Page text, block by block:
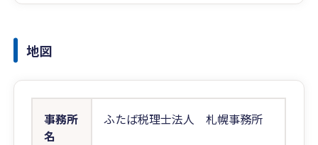
地図
事務所
名
ふたば税理士法人 札幌事務所